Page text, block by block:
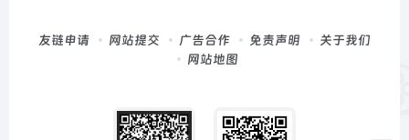
友链申请 网站提交 广告合作 免责声明
关于我们
网站地图